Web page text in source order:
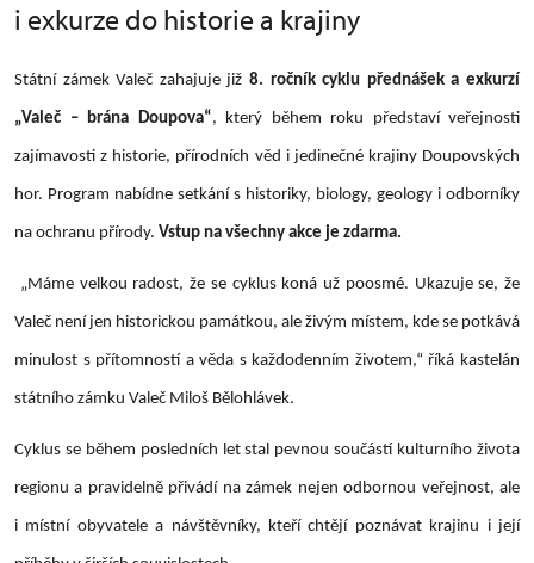
i exkurze do historie a krajiny
Státní zámek Valeč zahajuje již 8. ročník cyklu přednášek a exkurzí
„Valeč – brána Doupova“, který během roku představí veřejnosti
zajímavosti z historie, přírodních věd i jedinečné krajiny Doupovských
hor. Program nabídne setkání s historiky, biology, geology i odborníky
na ochranu přírody. Vstup na všechny akce je zdarma.
„Máme velkou radost, že se cyklus koná už poosmé. Ukazuje se, že
Valeč není jen historickou památkou, ale živým místem, kde se potkává
minulost s přítomností a věda s každodenním životem,“ říká kastelán
státního zámku Valeč Miloš Bělohlávek.
Cyklus se během posledních let stal pevnou součástí kulturního života
regionu a pravidelně přivádí na zámek nejen odbornou veřejnost, ale
i místní obyvatele a návštěvníky, kteří chtějí poznávat krajinu i její